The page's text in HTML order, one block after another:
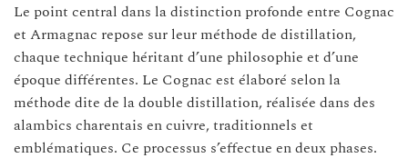
Le point central dans la distinction profonde entre Cognac
et Armagnac repose sur leur méthode de distillation,
chaque technique héritant d’une philosophie et d’une
époque différentes. Le Cognac est élaboré selon la
méthode dite de la double distillation, réalisée dans des
alambics charentais en cuivre, traditionnels et
emblématiques. Ce processus s’effectue en deux phases.